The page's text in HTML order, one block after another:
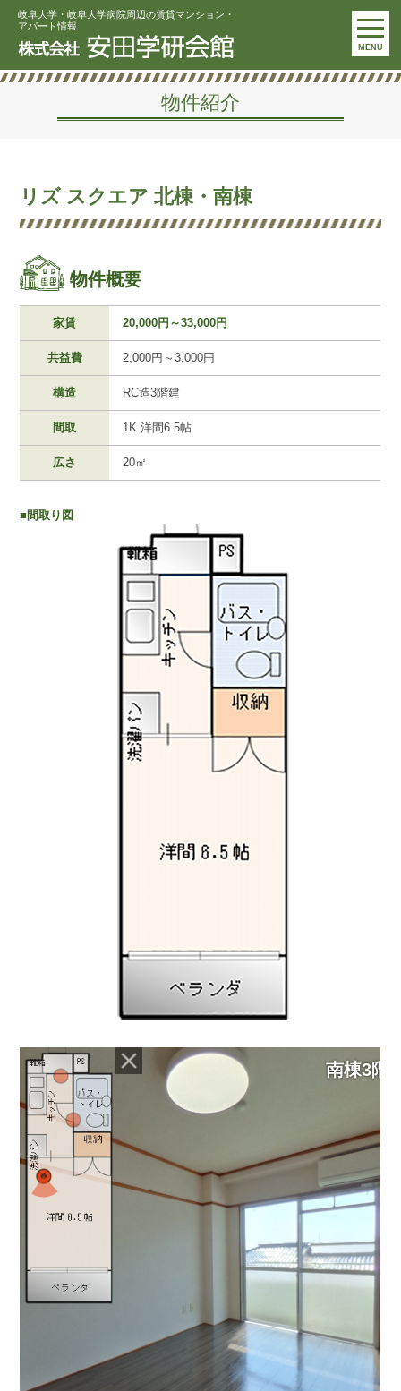
岐阜大学・岐阜大学病院周辺の賃貸マンション・
アパート情報
MENU
物件紹介
リズ スクエア 北棟・南棟
物件概要
家賃 20,000円～33,000円
共益費 2,000円～3,000円
構造 RC造3階建
間取 1K 洋間6.5帖
広さ 20㎡
■間取り図